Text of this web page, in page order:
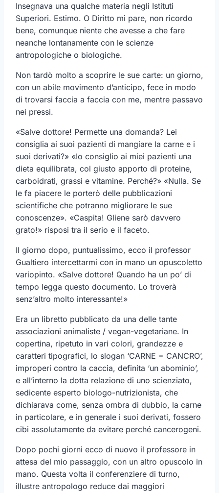
Insegnava una qualche materia negli Istituti
Superiori. Estimo. O Diritto mi pare, non ricordo
bene, comunque niente che avesse a che fare
neanche lontanamente con le scienze
antropologiche o biologiche.
Non tardò molto a scoprire le sue carte: un giorno,
con un abile movimento d’anticipo, fece in modo
di trovarsi faccia a faccia con me, mentre passavo
nei pressi.
«Salve dottore! Permette una domanda? Lei
consiglia ai suoi pazienti di mangiare la carne e i
suoi derivati?» «Io consiglio ai miei pazienti una
dieta equilibrata, col giusto apporto di proteine,
carboidrati, grassi e vitamine. Perché?» «Nulla. Se
le fa piacere le porterò delle pubblicazioni
scientifiche che potranno migliorare le sue
conoscenze». «Caspita! Gliene sarò davvero
grato!» risposi tra il serio e il faceto.
Il giorno dopo, puntualissimo, ecco il professor
Gualtiero intercettarmi con in mano un opuscoletto
variopinto. «Salve dottore! Quando ha un po’ di
tempo legga questo documento. Lo troverà
senz’altro molto interessante!»
Era un libretto pubblicato da una delle tante
associazioni animaliste / vegan-vegetariane. In
copertina, ripetuto in vari colori, grandezze e
caratteri tipografici, lo slogan ‘CARNE = CANCRO’,
improperi contro la caccia, definita ‘un abominio’,
e all’interno la dotta relazione di uno scienziato,
sedicente esperto biologo-nutrizionista, che
dichiarava come, senza ombra di dubbio, la carne
in particolare, e in generale i suoi derivati, fossero
cibi assolutamente da evitare perché cancerogeni.
Dopo pochi giorni ecco di nuovo il professore in
attesa del mio passaggio, con un altro opuscolo in
mano. Questa volta il conferenziere di turno,
illustre antropologo reduce dai maggiori